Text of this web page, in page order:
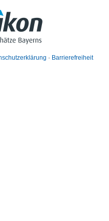
Barrierefreiheit